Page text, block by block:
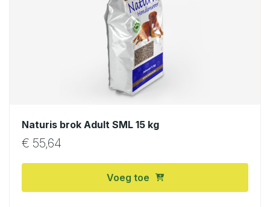
Naturis brok Adult SML 15 kg
€ 55,64
Voeg toe